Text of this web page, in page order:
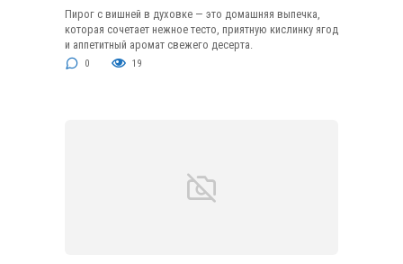
Пирог с вишней в духовке — это домашняя выпечка,
которая сочетает нежное тесто, приятную кислинку ягод
и аппетитный аромат свежего десерта.
0 19